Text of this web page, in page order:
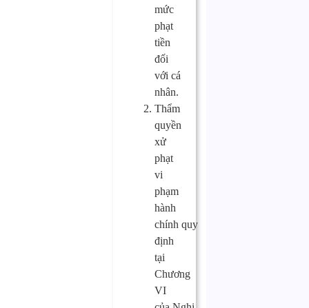
mức
phạt
tiền
đối
với cá
nhân.
Thẩm
quyền
xử
phạt
vi
phạm
hành
chính quy
định
tại
Chương
VI